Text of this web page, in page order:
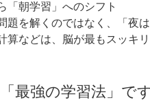
「朝学習」へのシフト
題を解くのではなく、「夜
算などは、脳が最もスッキ
最強の学習法」で